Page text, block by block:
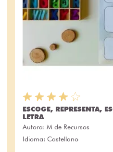
ESCOGE, REPRESENTA,
LETRA
Autora: M de Recursos
Idioma: Castellano